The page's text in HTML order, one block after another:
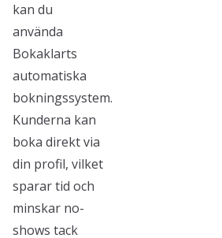
kan du
använda
Bokaklarts
automatiska
bokningssystem.
Kunderna kan
boka direkt via
din profil, vilket
sparar tid och
minskar no-
shows tack